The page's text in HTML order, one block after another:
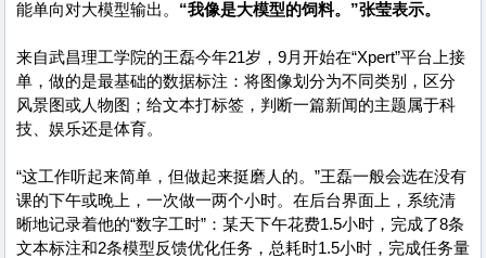
能单向对大模型输出。 “我像是大模型的饲料。”张莹表示。
来自武昌理工学院的王磊今年21岁，9月开始在“Xpert”平台上接
单，做的是最基础的数据标注：将图像划分为不同类别，区分
风景图或人物图；给文本打标签，判断一篇新闻的主题属于科
技、娱乐还是体育。
“这工作听起来简单，但做起来挺磨人的。”王磊一般会选在没有
课的下午或晚上，一次做一两个小时。在后台界面上，系统清
晰地记录着他的“数字工时”：某天下午花费1.5小时，完成了8条
文本标注和2条模型反馈优化任务，总耗时1.5小时，完成任务量